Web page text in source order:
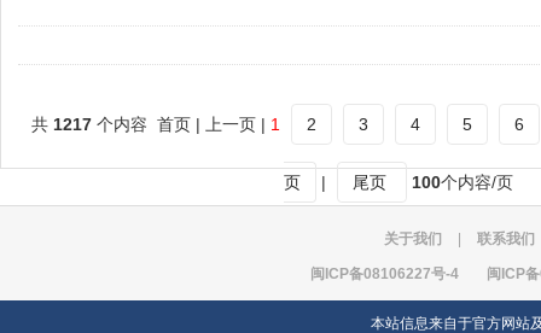
共 1217 个内容 首页 | 上一页 | 1 2 3 4 5 6
页 | 尾页 100个内容/页
关于我们 联系我们
闽ICP备08106227号-4 闽ICP
本站信息来自于官方网站